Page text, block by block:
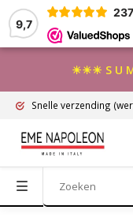
9,7
☀☀☀ S U
Snelle verzending